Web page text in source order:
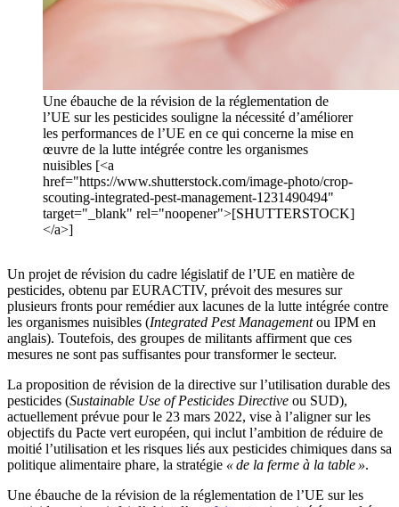
Une ébauche de la révision de la réglementation de
l’UE sur les pesticides souligne la nécessité d’améliorer
les performances de l’UE en ce qui concerne la mise en
œuvre de la lutte intégrée contre les organismes
nuisibles [<a
href="https://www.shutterstock.com/image-photo/crop-
scouting-integrated-pest-management-1231490494"
target="_blank" rel="noopener">[SHUTTERSTOCK]
</a>]
Un projet de révision du cadre législatif de l’UE en matière de
pesticides, obtenu par EURACTIV, prévoit des mesures sur
plusieurs fronts pour remédier aux lacunes de la lutte intégrée contre
les organismes nuisibles (Integrated Pest Managementou IPM en
anglais). Toutefois, des groupes de militants affirment que ces
mesures ne sont pas suffisantes pour transformer le secteur.
La proposition de révision de la directive sur l’utilisation durable des
pesticides (Sustainable Use of Pesticides Directive ou SUD),
actuellement prévue pour le 23 mars 2022, vise à l’aligner sur les
objectifs du Pacte vert européen, qui inclut l’ambition de réduire de
moitié l’utilisation et les risques liés aux pesticides chimiques dans sa
politique alimentaire phare, la stratégie « de la ferme à la table ».
Une ébauche de la révision de la réglementation de l’UE sur les